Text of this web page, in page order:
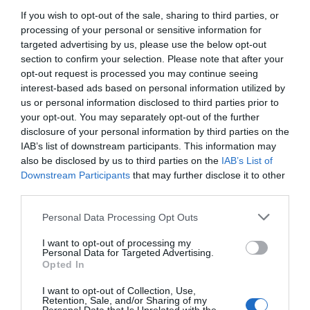
If you wish to opt-out of the sale, sharing to third parties, or
processing of your personal or sensitive information for
targeted advertising by us, please use the below opt-out
section to confirm your selection. Please note that after your
opt-out request is processed you may continue seeing
interest-based ads based on personal information utilized by
us or personal information disclosed to third parties prior to
your opt-out. You may separately opt-out of the further
disclosure of your personal information by third parties on the
IAB’s list of downstream participants. This information may
also be disclosed by us to third parties on the IAB’s List of
Downstream Participants that may further disclose it to other
Personal Data Processing Opt Outs
I want to opt-out of processing my
Personal Data for Targeted Advertising.
Opted In
I want to opt-out of Collection, Use,
Retention, Sale, and/or Sharing of my
ενισχύουν τη νησιωτικότητα, βελτιώνουν την
ποιότητα ζωής των κατοίκων και δημιουργούν
καλύτερες προοπτικές για τα νησιά μας».
Η ανωνυμία είναι το καλύτερο κρησφύγετο δειλίας και
χυδαιότητας!
Σχόλια 1
21/06 - 07:09